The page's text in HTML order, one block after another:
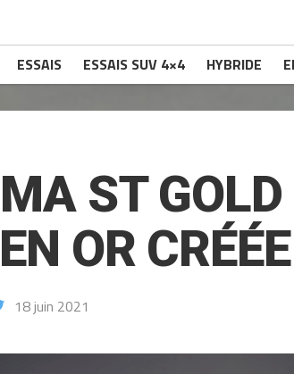
ESSAIS ESSAIS SUV 4×4 HYBRIDE
ST
OR
18 juin 2021